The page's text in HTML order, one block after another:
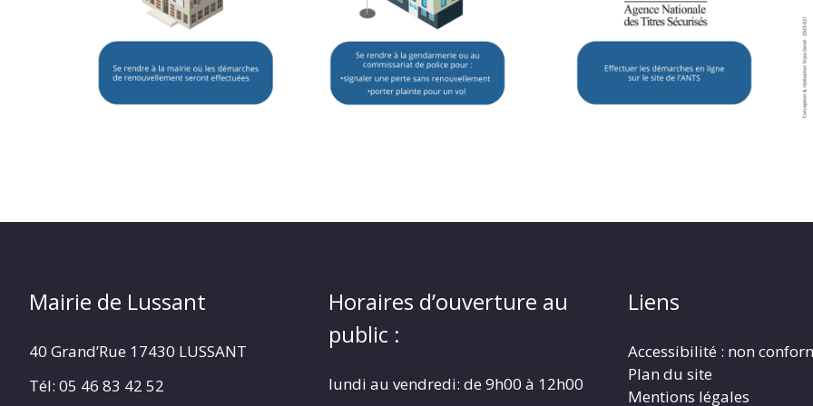
Mairie de Lussant
40 Grand’Rue 17430 LUSSANT
Tél: 05 46 83 42 52
Horaires d’ouverture au
public :
lundi au vendredi: de 9h00 à 12h00
Liens
Accessibilité : non
Plan du site
Mentions légales